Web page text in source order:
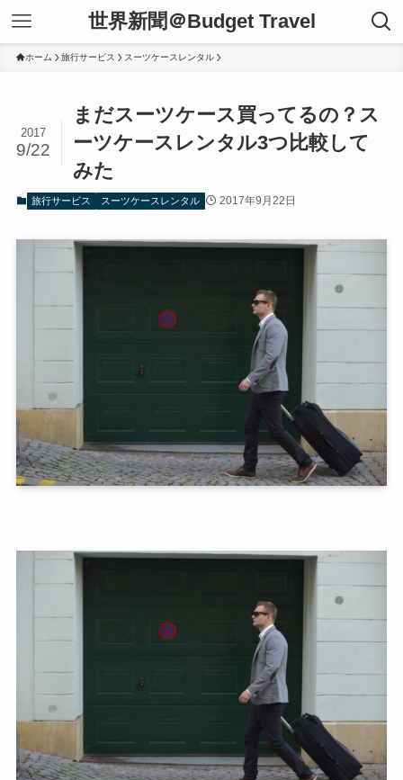
世界新聞＠Budget Travel
ホーム 旅行サービス スーツケースレンタル
まだスーツケース買ってるの？ス
ーツケースレンタル3つ比較して
みた
2017
9/22
旅行サービス スーツケースレンタル 2017年9月22日